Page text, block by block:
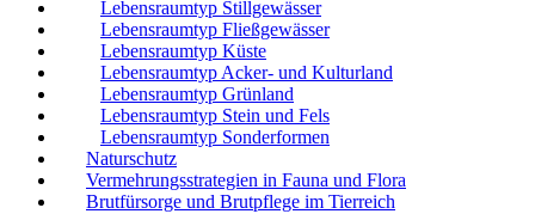
Lebensraumtyp Stillgewässer
Lebensraumtyp Fließgewässer
Lebensraumtyp Küste
Lebensraumtyp Acker- und Kulturland
Lebensraumtyp Grünland
Lebensraumtyp Stein und Fels
Lebensraumtyp Sonderformen
Naturschutz
Vermehrungsstrategien in Fauna und Flora
Brutfürsorge und Brutpflege im Tierreich